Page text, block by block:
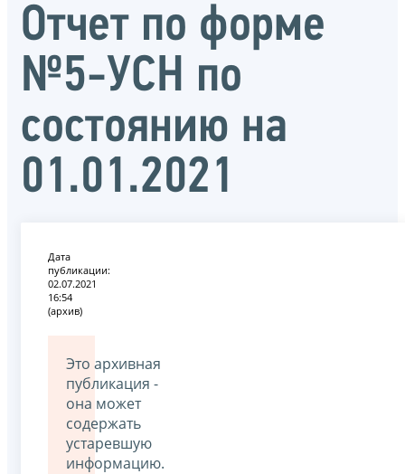
Отчет по форме
№5-УСН по
состоянию на
01.01.2021
Дата
публикации:
02.07.2021
16:54
(архив)
Это архивная
публикация -
она может
содержать
устаревшую
информацию.